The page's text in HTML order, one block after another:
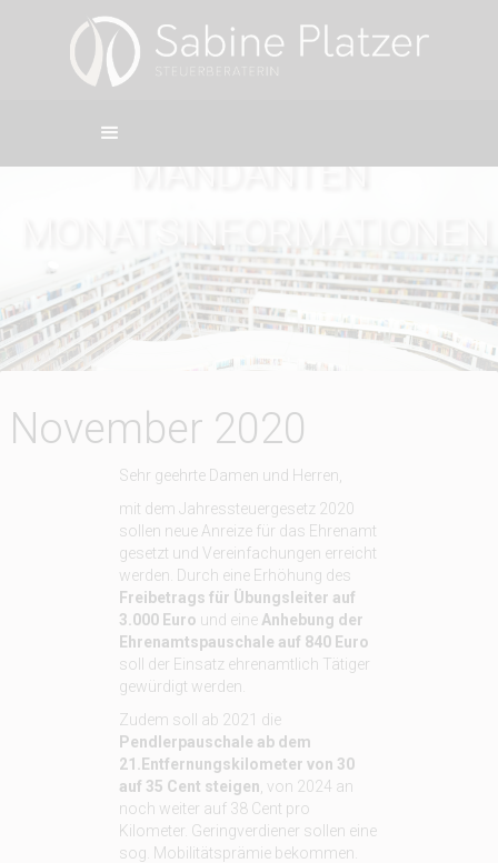
MANDANTEN
MONATSINFORMATIONEN
November 2020
Sehr geehrte Damen und Herren,
mit dem Jahressteuergesetz 2020
sollen neue Anreize für das Ehrenamt
gesetzt und Vereinfachungen erreicht
werden. Durch eine Erhöhung des
Freibetrags für Übungsleiter auf
3.000 Euro und eine Anhebung der
Ehrenamtspauschale auf 840 Euro
soll der Einsatz ehrenamtlich Tätiger
gewürdigt werden.
Zudem soll ab 2021 die
Pendlerpauschale ab dem
21.Entfernungskilometer von 30
auf 35 Cent steigen , von 2024 an
noch weiter auf 38 Cent pro
Kilometer. Geringverdiener sollen eine
sog. Mobilitätsprämie bekommen.